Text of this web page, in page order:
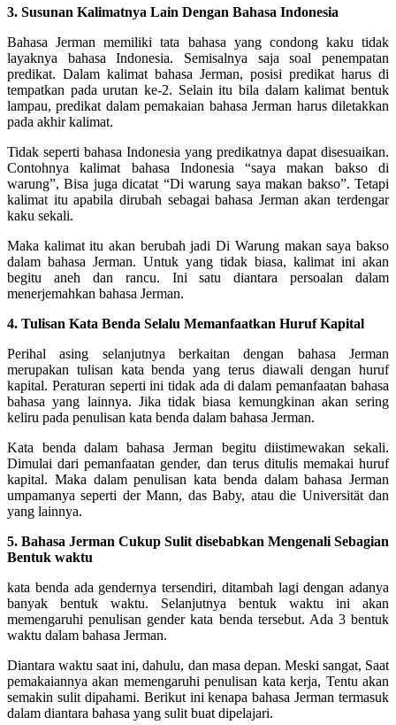
3. Susunan Kalimatnya Lain Dengan Bahasa Indonesia
Bahasa Jerman memiliki tata bahasa yang condong kaku tidak
layaknya bahasa Indonesia. Semisalnya saja soal penempatan
predikat. Dalam kalimat bahasa Jerman, posisi predikat harus di
tempatkan pada urutan ke-2. Selain itu bila dalam kalimat bentuk
lampau, predikat dalam pemakaian bahasa Jerman harus diletakkan
pada akhir kalimat.
Tidak seperti bahasa Indonesia yang predikatnya dapat disesuaikan.
Contohnya kalimat bahasa Indonesia “saya makan bakso di
warung”, Bisa juga dicatat “Di warung saya makan bakso”. Tetapi
kalimat itu apabila dirubah sebagai bahasa Jerman akan terdengar
kaku sekali.
Maka kalimat itu akan berubah jadi Di Warung makan saya bakso
dalam bahasa Jerman. Untuk yang tidak biasa, kalimat ini akan
begitu aneh dan rancu. Ini satu diantara persoalan dalam
menerjemahkan bahasa Jerman.
4. Tulisan Kata Benda Selalu Memanfaatkan Huruf Kapital
Perihal asing selanjutnya berkaitan dengan bahasa Jerman
merupakan tulisan kata benda yang terus diawali dengan huruf
kapital. Peraturan seperti ini tidak ada di dalam pemanfaatan bahasa
bahasa yang lainnya. Jika tidak biasa kemungkinan akan sering
keliru pada penulisan kata benda dalam bahasa Jerman.
Kata benda dalam bahasa Jerman begitu diistimewakan sekali.
Dimulai dari pemanfaatan gender, dan terus ditulis memakai huruf
kapital. Maka dalam penulisan kata benda dalam bahasa Jerman
umpamanya seperti der Mann, das Baby, atau die Universität dan
yang lainnya.
5. Bahasa Jerman Cukup Sulit disebabkan Mengenali Sebagian
Bentuk waktu
kata benda ada gendernya tersendiri, ditambah lagi dengan adanya
banyak bentuk waktu. Selanjutnya bentuk waktu ini akan
memengaruhi penulisan gender kata benda tersebut. Ada 3 bentuk
waktu dalam bahasa Jerman.
Diantara waktu saat ini, dahulu, dan masa depan. Meski sangat, Saat
pemakaiannya akan memengaruhi penulisan kata kerja, Tentu akan
semakin sulit dipahami. Berikut ini kenapa bahasa Jerman termasuk
dalam diantara bahasa yang sulit buat dipelajari.